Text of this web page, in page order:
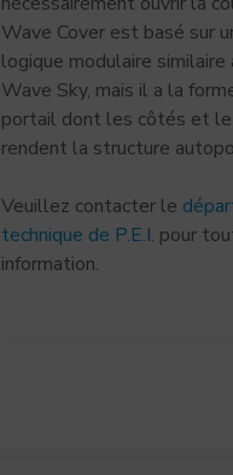
Wave Cover est basé sur
logique modulaire similaire
Wave Sky, mais il a la
portail dont les côtés et
rendent la structure
Veuillez contacter le
technique de P.E.I. pour
information.